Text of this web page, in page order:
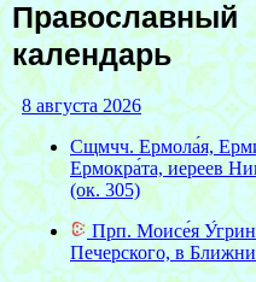
Православный
календарь